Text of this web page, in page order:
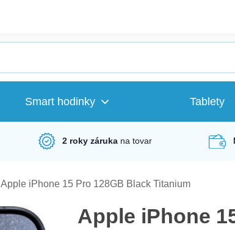
Smart hodinky Tablety
2 roky záruka na tovar
Apple iPhone 15 Pro 128GB Black Titanium
Apple iPhone